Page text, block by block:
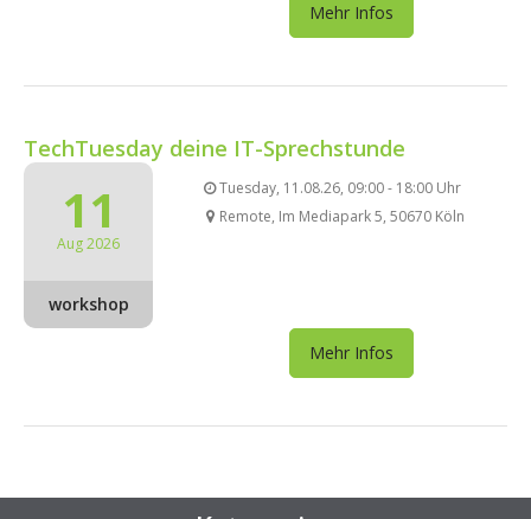
Mehr Infos
TechTuesday deine IT-Sprechstunde
11
Aug 2026
workshop
Tuesday, 11.08.26, 09:00 - 18:00 Uhr
Remote, Im Mediapark 5, 50670 Köln
Mehr Infos